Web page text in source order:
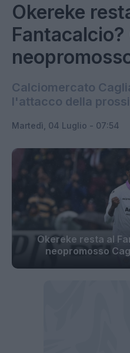
Okereke
Fantacalcio?
Calciomercato
l'attacco della
Martedì, 04 Luglio - 07:54
Okereke resta al
neopromosso